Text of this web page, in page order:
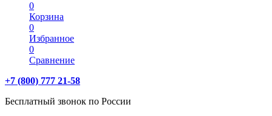
0
Корзина
0
Избранное
0
Сравнение
+7 (800) 777 21-58
Бесплатный звонок по России